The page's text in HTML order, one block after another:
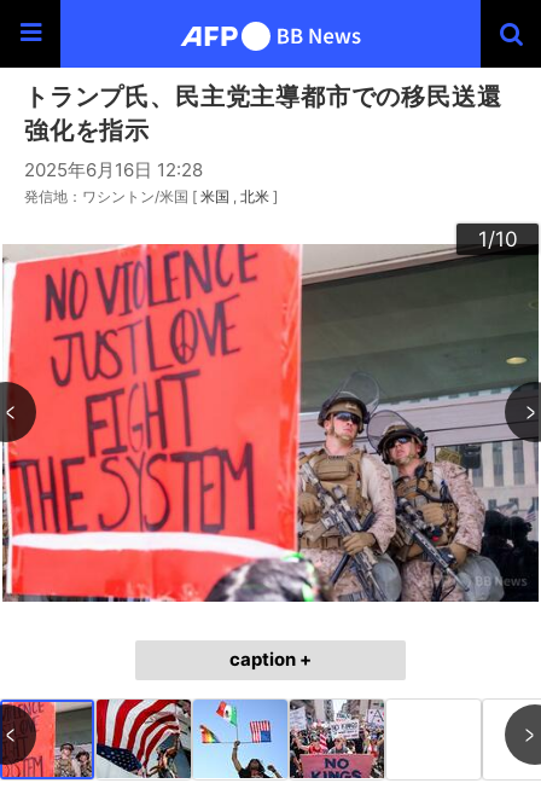
トランプ氏、民主党主導都市での移民送還
強化を指示
2025年6月16日 12:28
発信地：ワシントン/米国 [ 米国 北米 ]
1/10
2/10
3/10
4/10
5/10
6/10
7/10
8/10
9/10
10/10
caption +